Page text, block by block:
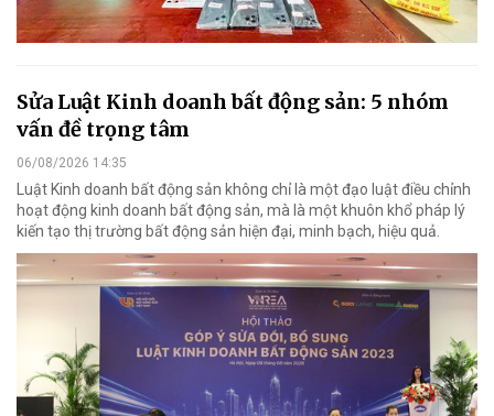
Sửa Luật Kinh doanh bất động sản: 5 nhóm
vấn đề trọng tâm
06/08/2026 14:35
Luật Kinh doanh bất động sản không chỉ là một đạo luật điều chỉnh
hoạt động kinh doanh bất động sản, mà là một khuôn khổ pháp lý
kiến tạo thị trường bất động sản hiện đại, minh bạch, hiệu quả.